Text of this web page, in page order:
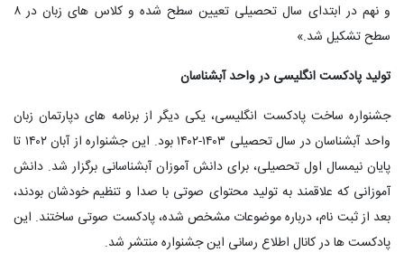
و نهم در ابتدای سال تحصیلی تعیین سطح شده و کلاس های زبان در ۸
سطح تشکیل شد.»
تولید پادکست انگلیسی در واحد آبشناسان
جشنواره ساخت پادکست انگلیسی، یکی دیگر از برنامه های دپارتمان زبان
واحد آبشناسان در سال تحصیلی ۱۴۰۳-۱۴۰۲ بود. این جشنواره از آبان ۱۴۰۲ تا
پایان نیمسال اول تحصیلی، برای دانش آموزان آبشناسانی برگزار شد. دانش
آموزانی که علاقمند به تولید محتوای صوتی با صدا و تنظیم خودشان بودند،
بعد از ثبت نام، درباره موضوعات مشخص شده، پادکست صوتی ساختند. این
پادکست ها در کانال اطلاع رسانی این جشنواره منتشر شد.